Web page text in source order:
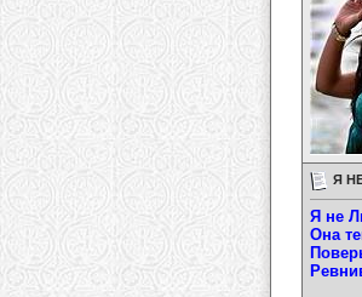
Я
Я не
Она